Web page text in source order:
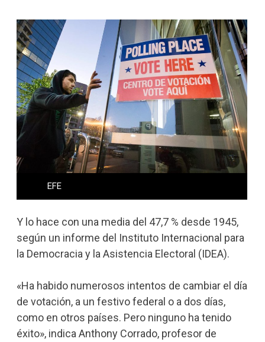
EFE
Y lo hace con una media del 47,7 % desde 1945,
según un informe del Instituto Internacional para
la Democracia y la Asistencia Electoral (IDEA).
«Ha habido numerosos intentos de cambiar el día
de votación, a un festivo federal o a dos días,
como en otros países. Pero ninguno ha tenido
éxito», indica Anthony Corrado, profesor de